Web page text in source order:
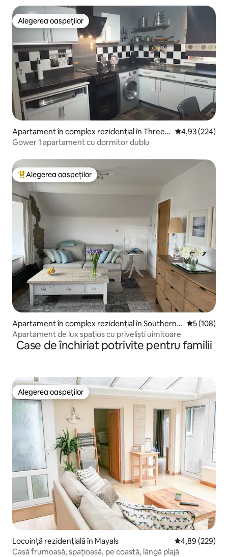
Alegerea oaspeților
Alegerea oaspeților
Apartament în complex rezidențial în Three
Crosses
Scor mediu de
4,93 (224)
Gower 1 apartament cu dormitor dublu
Locuință din topul categoriei Alegerea oaspeților
Alegerea oaspeților
Apartament în complex rezidențial în Southernd
own
Scor mediu
5 (108)
Apartament de lux spațios cu priveliști uimitoare
Case de închiriat potrivite pentru familii
Alegerea oaspeților
Alegerea oaspeților
Locuință rezidențială în Mayals Scor mediu de
4,89 (229)
Casă frumoasă, spațioasă, pe coastă, lângă plajă